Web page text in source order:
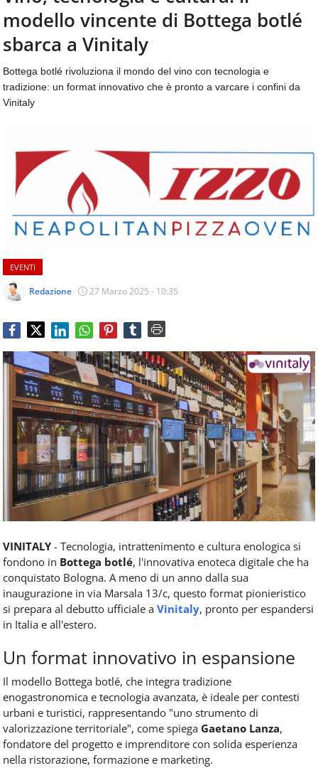
aggiornamenti
quotidiani
su
temi
come
ospitalità,
ristorazione,
food
catering
e
articoli
sul
mondo
dei
consumi
fuoricasa,
Food
Service
e
tutte
le
novità
del
comparto
Horeca.
CONTATTI
modello vincente di Bottega botlé
sbarca a Vinitaly
Bottega botlé rivoluziona il mondo del vino con tecnologia e
tradizione: un format innovativo che è pronto a varcare i confini da
Vinitaly
EVENTI
Redazione 27 Marzo 2025 - 10:35
VINITALY- Tecnologia, intrattenimento e cultura enologica si
fondono in Bottega botlé, l'innovativa enoteca digitale che ha
conquistato Bologna. A meno di un anno dalla sua
inaugurazione in via Marsala 13/c, questo format pionieristico
si prepara al debutto ufficiale a Vinitaly, pronto per espandersi
in Italia e all'estero.
Un format innovativo in espansione
Il modello Bottega botlé, che integra tradizione
enogastronomica e tecnologia avanzata, è ideale per contesti
urbani e turistici, rappresentando "uno strumento di
valorizzazione territoriale", come spiega Gaetano Lanza,
fondatore del progetto e imprenditore con solida esperienza
nella ristorazione, formazione e marketing.